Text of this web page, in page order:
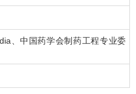
、中国药学会制药工程专业委